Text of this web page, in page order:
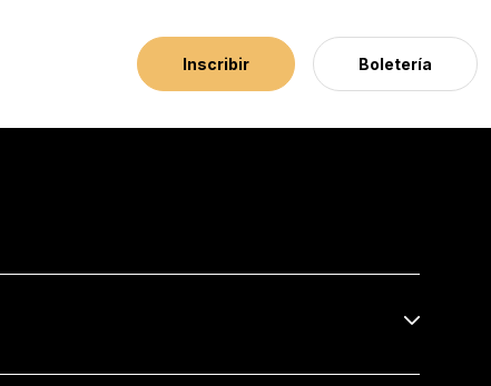
Inscribir Boletería